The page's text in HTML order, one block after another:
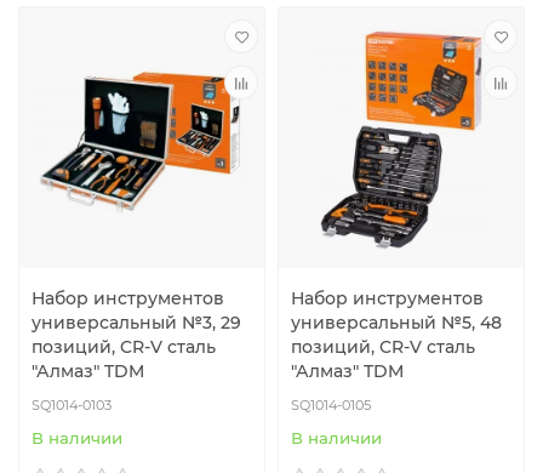
Набор инструментов
универсальный №3, 29
позиций, CR-V сталь
"Алмаз" TDM
SQ1014-0103
В наличии
Набор инструментов
универсальный №5, 48
позиций, CR-V сталь
"Алмаз" TDM
SQ1014-0105
В наличии